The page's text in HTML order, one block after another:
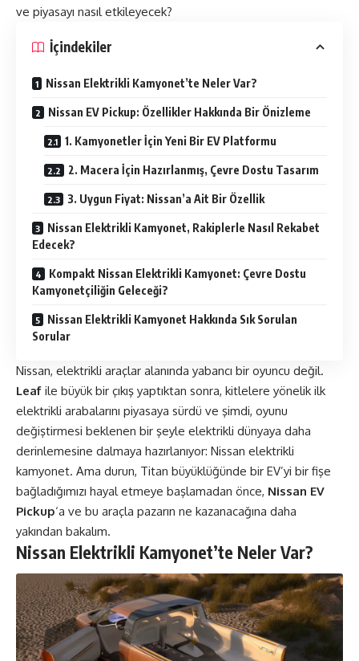
ve piyasayı nasıl etkileyecek?
İçindekiler
Nissan Elektrikli Kamyonet’te Neler Var?
Nissan EV Pickup: Özellikler Hakkında Bir Önizleme
1. Kamyonetler İçin Yeni Bir EV Platformu
2. Macera İçin Hazırlanmış, Çevre Dostu Tasarım
3. Uygun Fiyat: Nissan’a Ait Bir Özellik
Nissan Elektrikli Kamyonet, Rakiplerle Nasıl Rekabet
Edecek?
Kompakt Nissan Elektrikli Kamyonet: Çevre Dostu
Kamyonetçiliğin Geleceği?
Nissan Elektrikli Kamyonet Hakkında Sık Sorulan
Sorular
Nissan, elektrikli araçlar alanında yabancı bir oyuncu değil.
Leaf ile büyük bir çıkış yaptıktan sonra, kitlelere yönelik ilk
elektrikli arabalarını piyasaya sürdü ve şimdi, oyunu
değiştirmesi beklenen bir şeyle elektrikli dünyaya daha
derinlemesine dalmaya hazırlanıyor: Nissan elektrikli
kamyonet. Ama durun, Titan büyüklüğünde bir EV’yi bir fişe
bağladığımızı hayal etmeye başlamadan önce, Nissan EV
Pickup‘a ve bu araçla pazarın ne kazanacağına daha
yakından bakalım.
Nissan Elektrikli Kamyonet’te Neler Var?